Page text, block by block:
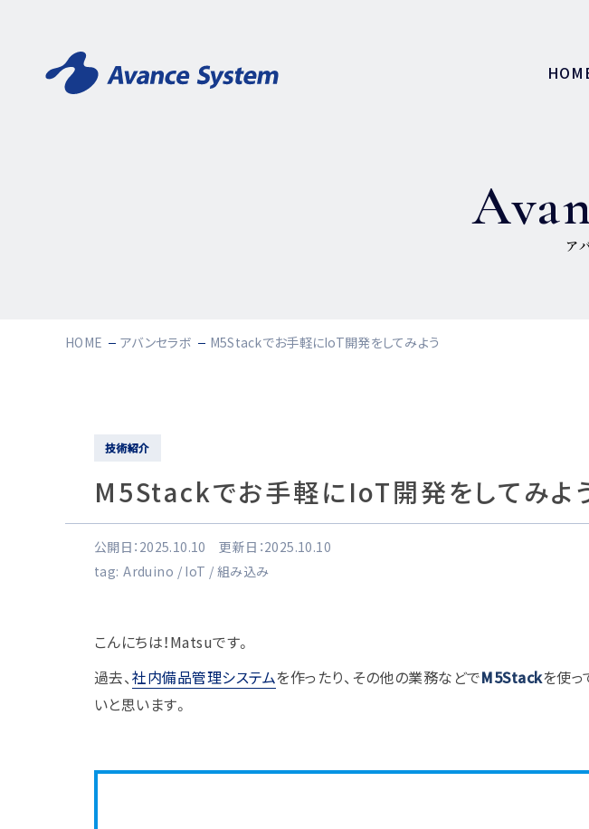
ア
HOME アバンセラボ M5Stackでお手軽にIoT開発をしてみよう
技術紹介
M5Stackでお手軽にIoT開発をしてみよ
公開日：2025.10.10 更新日：2025.10.10
tag: Arduino IoT 組み込み
こんにちは！Matsuです。
過去、社内備品管理システムを作ったり、その他の業務などでM5Stackを使っ
いと思います。